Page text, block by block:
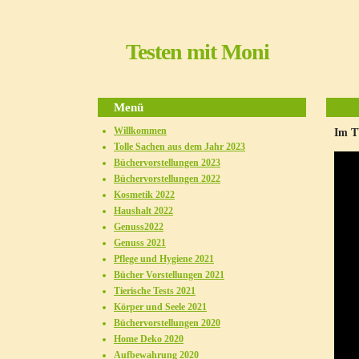
Testen mit Moni
Im
Menü
Willkommen
Tolle Sachen aus dem Jahr 2023
Büchervorstellungen 2023
Büchervorstellungen 2022
Kosmetik 2022
Haushalt 2022
Genuss2022
Genuss 2021
Pflege und Hygiene 2021
Bücher Vorstellungen 2021
Tierische Tests 2021
Körper und Seele 2021
Büchervorstellungen 2020
Home Deko 2020
Aufbewahrung 2020